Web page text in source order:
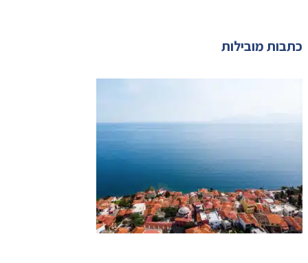
כתבות מובילות